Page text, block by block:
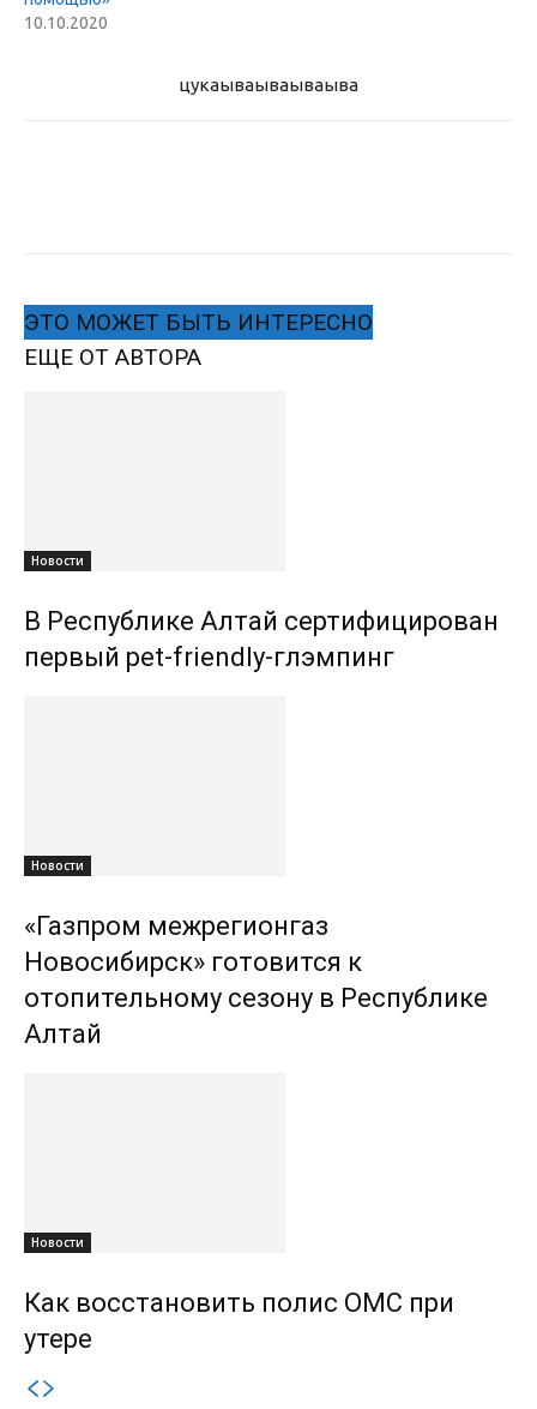
10.10.2020
цукаываываываыва
ЭТО МОЖЕТ БЫТЬ ИНТЕРЕСНО
ЕЩЕ ОТ АВТОРА
Новости
В Республике Алтай сертифицирован
первый pet-friendly-глэмпинг
Новости
«Газпром межрегионгаз
Новосибирск» готовится к
отопительному сезону в Республике
Алтай
Новости
Как восстановить полис ОМС при
утере